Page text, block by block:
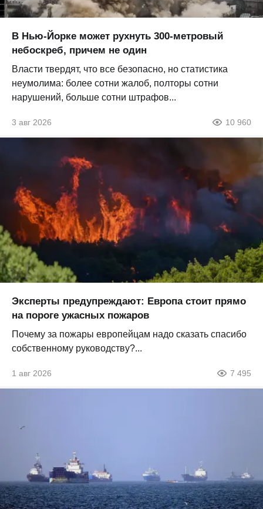
В Нью-Йорке может рухнуть 300-метровый
небоскреб, причем не один
Власти твердят, что все безопасно, но статистика
неумолима: более сотни жалоб, полторы сотни
нарушений, больше сотни штрафов...
3 авг 2026 10 960
Эксперты предупреждают: Европа стоит прямо
на пороге ужасных пожаров
Почему за пожары европейцам надо сказать спасибо
собственному руководству?...
1 авг 2026 7 495